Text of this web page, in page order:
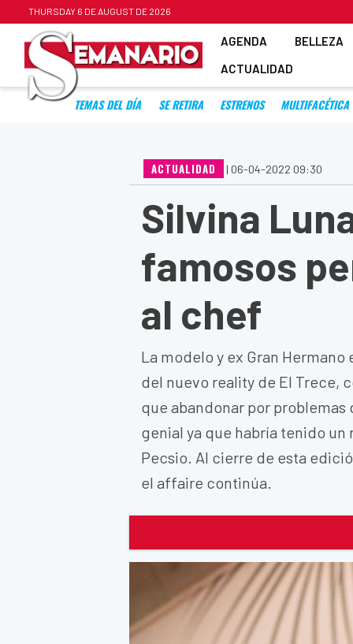
THURSDAY 6 DE AUGUST DE 2026
AGENDA
BELLEZA
ACTUALIDAD
TEMAS DEL DÍA SE RETIRA ESTRENOS MULTIFACÉTICA
ACTUALIDAD | 06-04-2022 09:30
Silvina
famosos
al chef
La modelo y ex Gran
del nuevo reality de El Trece,
que abandonar por problemas
genial ya que habría tenido
Pecsio. Al cierre de esta
el affaire continúa.